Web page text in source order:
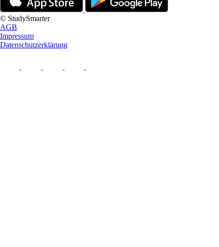
© StudySmarter
AGB
Impressum
Datenschutzerklärung